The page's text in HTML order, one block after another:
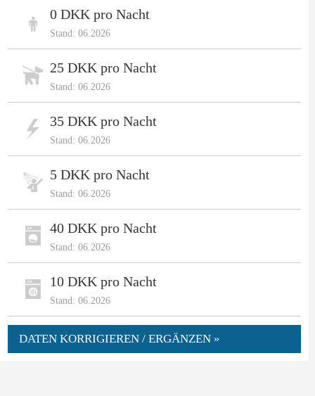
0 DKK pro Nacht
Stand: 06.2026
25 DKK pro Nacht
Stand: 06.2026
35 DKK pro Nacht
Stand: 06.2026
5 DKK pro Nacht
Stand: 06.2026
40 DKK pro Nacht
Stand: 06.2026
10 DKK pro Nacht
Stand: 06.2026
DATEN KORRIGIEREN / ERGÄNZEN »